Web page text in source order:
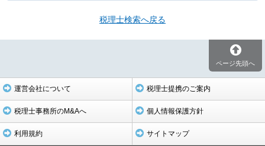
税理士検索へ戻る
ページ先頭へ
運営会社について 税理士提携のご案内
税理士事務所のM&Aへ 個人情報保護方針
利用規約 サイトマップ